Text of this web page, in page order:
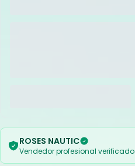
ROSES NAUTIC
Vendedor profesional verificado